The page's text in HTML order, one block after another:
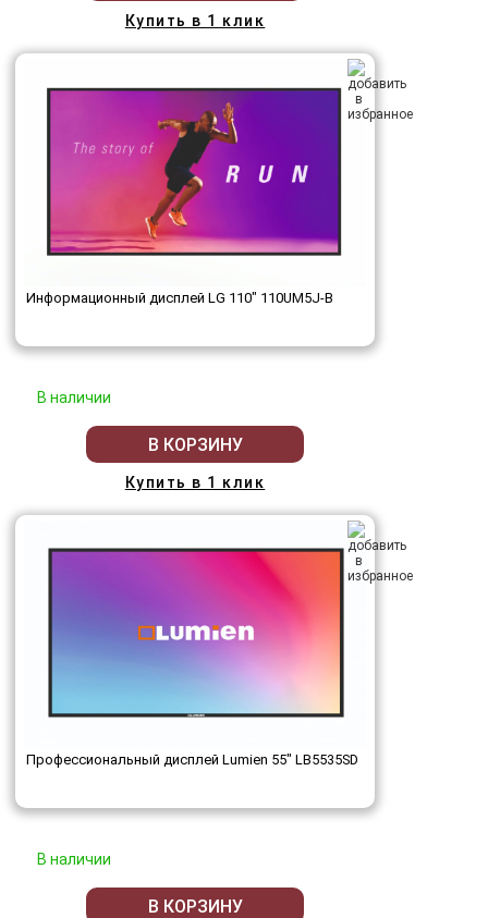
Купить в 1 клик
Информационный дисплей LG 110" 110UM5J-B
В наличии
В КОРЗИНУ
Купить в 1 клик
Профессиональный дисплей Lumien 55" LB5535SD
В наличии
В КОРЗИНУ